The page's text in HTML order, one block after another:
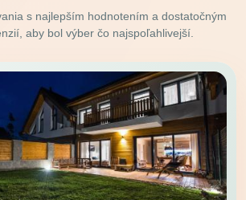
s najlepším hodnotením a dostatočným
aby bol výber čo najspoľahlivejší.